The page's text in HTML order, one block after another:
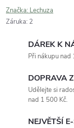
Značka: Lechuza
Záruka: 2
DÁREK K
Při nákupu nad
DOPRAVA
Udělejte si
nad 1 500 Kč.
NEJVĚTŠÍ